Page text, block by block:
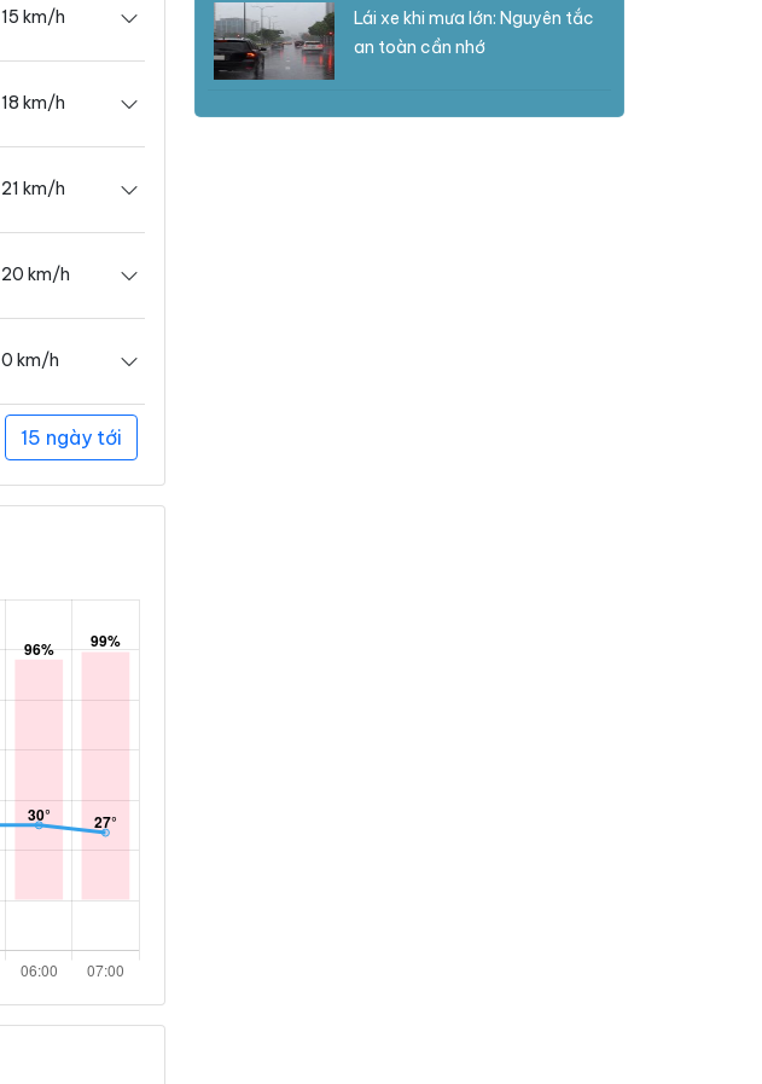
15 km/h
18 km/h
21 km/h
20 km/h
0 km/h
15 ngày tới
Lái xe khi mưa lớn: Nguyên tắc
an toàn cần nhớ